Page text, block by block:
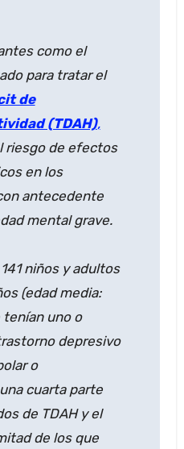
como el
para tratar el
de
(TDAH),
riesgo de efectos
en los
antecedente
mental grave.
niños y adultos
(edad media:
tenían uno o
depresivo
o
cuarta parte
de TDAH y el
de los que